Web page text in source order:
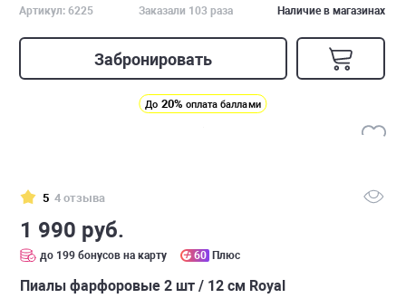
Артикул: 6225 Заказали 103 раза Наличие в магазинах
Забронировать
До 20% оплата баллами
5 4 отзыва
1 990 руб.
до 199 бонусов на карту 60 Плюс
Пиалы фарфоровые 2 шт / 12 см Royal